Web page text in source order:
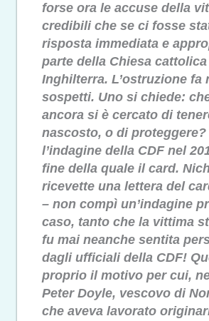
forse ora le accuse della
credibili che se ci fosse
risposta immediata e
parte della Chiesa
Inghilterra. L’ostruzione fa
sospetti. Uno si chiede:
ancora si è cercato di
nascosto, o di proteggere?
l’indagine della CDF nel
fine della quale il card.
ricevette una lettera del
– non compì un’indagine
caso, tanto che la vittima
fu mai neanche sentita
dagli ufficiali della CDF!
proprio il motivo per cui,
Peter Doyle, vescovo di
che aveva lavorato